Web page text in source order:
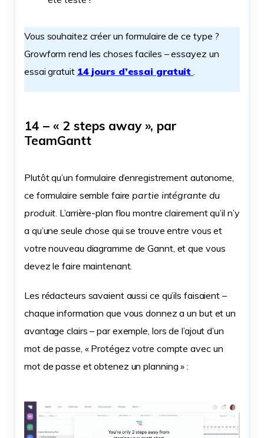
Vous souhaitez créer un formulaire de ce type ?
Growform rend les choses faciles – essayez un
essai gratuit 14 jours d’essai gratuit .
14 – « 2 steps away », par
TeamGantt
Plutôt qu’un formulaire d’enregistrement autonome,
ce formulaire semble faire partie intégrante du
produit. L’arrière-plan flou montre clairement qu’il n’y
a qu’une seule chose qui se trouve entre vous et
votre nouveau diagramme de Gannt, et que vous
devez le faire maintenant.
Les rédacteurs savaient aussi ce qu’ils faisaient –
chaque information que vous donnez a un but et un
avantage clairs – par exemple, lors de l’ajout d’un
mot de passe, « Protégez votre compte avec un
mot de passe et obtenez un planning » :